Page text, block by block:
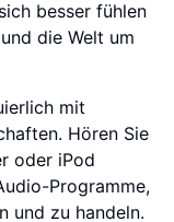
besser fühlen
die Welt um
mit
Hören Sie
oder iPod
Programme,
und zu handeln.